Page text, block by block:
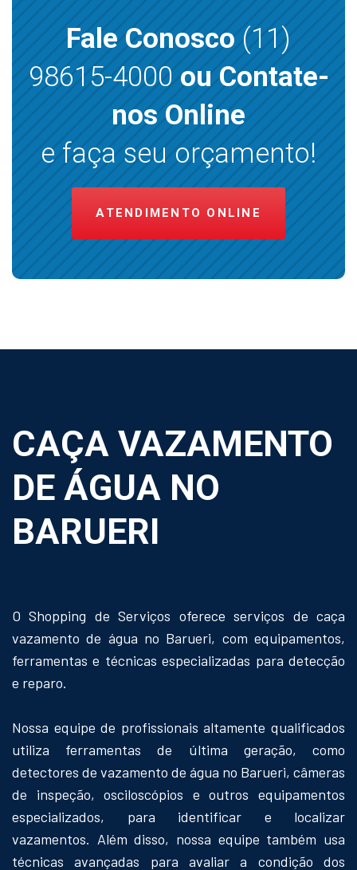
Fale Conosco(11)
98615-4000ou Contate-
nos Online
e faça seu orçamento!
ATENDIMENTO ONLINE
CAÇA VAZAMENTO
DE ÁGUA NO
BARUERI
O Shopping de Serviços oferece serviços de caça
vazamento de água no Barueri, com equipamentos,
ferramentas e técnicas especializadas para detecção
e reparo.
Nossa equipe de profissionais altamente qualificados
utiliza ferramentas de última geração, como
detectores de vazamento de água no Barueri, câmeras
de inspeção, osciloscópios e outros equipamentos
especializados, para identificar e localizar
vazamentos. Além disso, nossa equipe também usa
técnicas avançadas para avaliar a condição dos